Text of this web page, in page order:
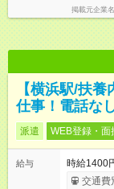
掲載元企業名
【横浜駅/扶
仕事！電話な
派遣 WEB登録・面
給与
時給1400
交通費